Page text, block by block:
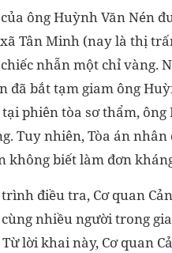
ông Huỳnh Văn Nén
Tân Minh (nay là thị
nhẫn một chỉ vàng.
đã bắt tạm giam ông
tại phiên tòa sơ thẩm,
Tuy nhiên, Tòa án
không biết làm đơn
điều tra, Cơ quan
nhiều người trong
lời khai này, Cơ quan